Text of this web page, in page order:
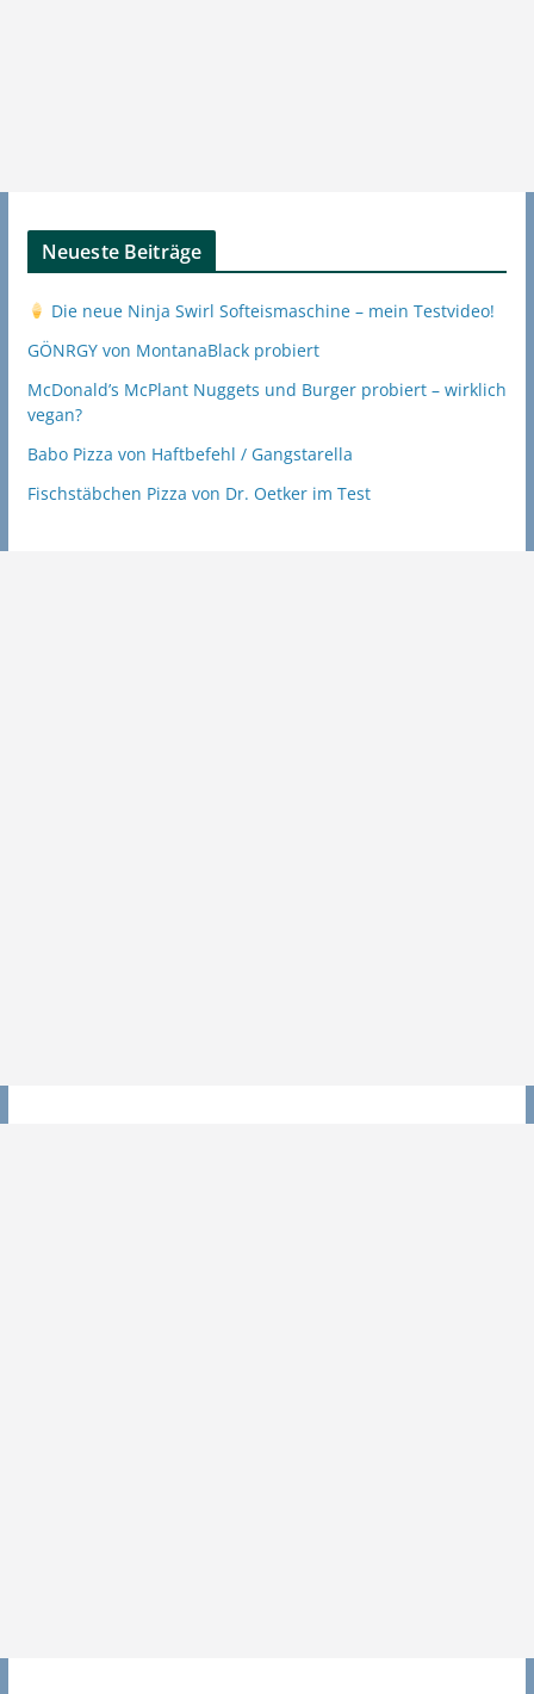
Neueste Beiträge
Die neue Ninja Swirl Softeismaschine – mein Testvideo!
GÖNRGY von MontanaBlack probiert
McDonald’s McPlant Nuggets und Burger probiert – wirklich
vegan?
Babo Pizza von Haftbefehl / Gangstarella
Fischstäbchen Pizza von Dr. Oetker im Test